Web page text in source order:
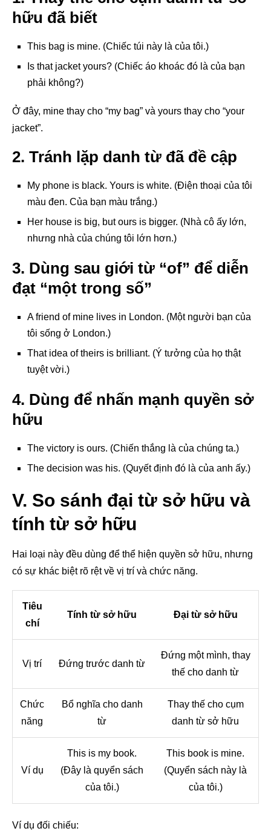
hữu đã biết
This bag is mine. (Chiếc túi này là của tôi.)
Is that jacket yours? (Chiếc áo khoác đó là của bạn
phải không?)
Ở đây, mine thay cho “my bag” và yours thay cho “your
jacket”.
2. Tránh lặp danh từ đã đề cập
My phone is black. Yours is white. (Điện thoại của tôi
màu đen. Của bạn màu trắng.)
Her house is big, but ours is bigger. (Nhà cô ấy lớn,
nhưng nhà của chúng tôi lớn hơn.)
3. Dùng sau giới từ “of” để diễn
đạt “một trong số”
A friend of mine lives in London. (Một người bạn của
tôi sống ở London.)
That idea of theirs is brilliant. (Ý tưởng của họ thật
tuyệt vời.)
4. Dùng để nhấn mạnh quyền sở
hữu
The victory is ours. (Chiến thắng là của chúng ta.)
The decision was his. (Quyết định đó là của anh ấy.)
V. So sánh đại từ sở hữu và
tính từ sở hữu
Hai loại này đều dùng để thể hiện quyền sở hữu, nhưng
có sự khác biệt rõ rệt về vị trí và chức năng.
Tiêu
chí
Tính từ sở hữu Đại từ sở hữu
Vị trí Đứng trước danh từ
Đứng một mình, thay
thế cho danh từ
Chức
năng
Bổ nghĩa cho danh
từ
Thay thế cho cụm
danh từ sở hữu
Ví dụ
This is my book.
(Đây là quyển sách
của tôi.)
This book is mine.
(Quyển sách này là
của tôi.)
Ví dụ đối chiếu: